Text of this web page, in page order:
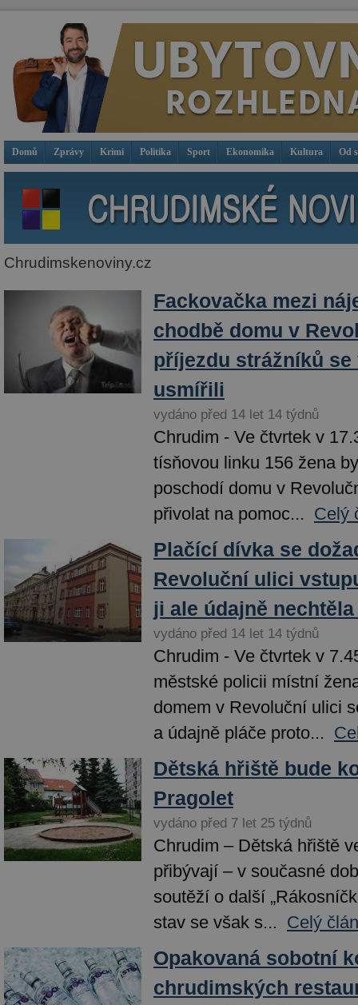
Domů Zprávy Krimi Politika Sport Ekonomika Kultura Od
Chrudimskenoviny.cz
Fackovačka mezi
chodbě domu v
příjezdu strážníků se
usmířili
vydáno před 14 let 14 týdnů
Chrudim - Ve čtvrtek v
tísňovou linku 156 žena
poschodí domu v
přivolat na pomoc... Celý
Plačící dívka se
Revoluční ulici
ji ale údajně
vydáno před 14 let 14 týdnů
Chrudim - Ve čtvrtek v
městské policii místní
domem v Revoluční ulici
a údajně pláče proto...
Dětská hřiště bude
Pragolet
vydáno před 7 let 25 týdnů
Chrudim – Dětská hřiště
přibývají – v současné
soutěží o další
stav se však s... Celý
Opakovaná sobotní
chrudimských